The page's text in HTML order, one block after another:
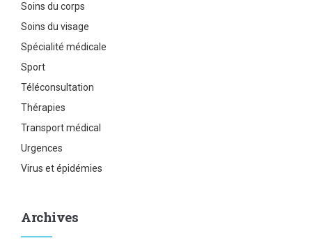
Soins du corps
Soins du visage
Spécialité médicale
Sport
Téléconsultation
Thérapies
Transport médical
Urgences
Virus et épidémies
Archives